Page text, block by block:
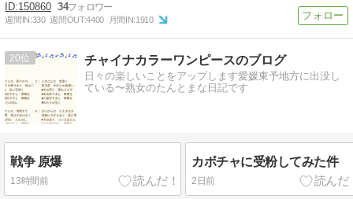
150860 34
週間IN:330 週間OUT:4400 月間IN:1910
20 チャイナカラーワンピースのブログ
日々の楽しいことをアップします愛媛東予地方に出没し
ている〜熟女のたんとまな日記です
戦争 原爆
13時間前
カボチャに受粉してみた件
2日前